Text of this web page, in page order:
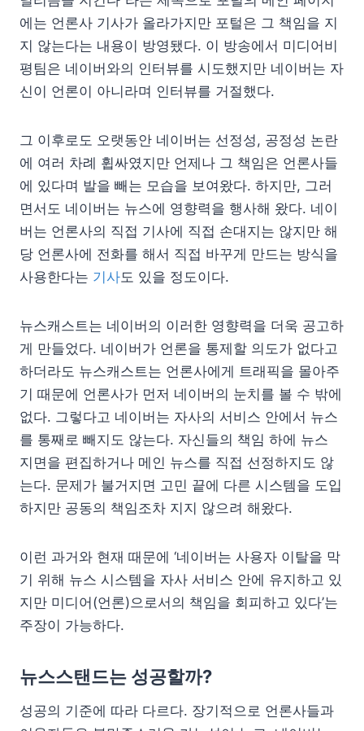
에는 언론사 기사가 올라가지만 포털은 그 책임을 지
지 않는다는 내용이 방영됐다. 이 방송에서 미디어비
평팀은 네이버와의 인터뷰를 시도했지만 네이버는 자
신이 언론이 아니라며 인터뷰를 거절했다.
그 이후로도 오랫동안 네이버는 선정성, 공정성 논란
에 여러 차례 휩싸였지만 언제나 그 책임은 언론사들
에 있다며 발을 빼는 모습을 보여왔다. 하지만, 그러
면서도 네이버는 뉴스에 영향력을 행사해 왔다. 네이
버는 언론사의 직접 기사에 직접 손대지는 않지만 해
당 언론사에 전화를 해서 직접 바꾸게 만드는 방식을
사용한다는 기사도 있을 정도이다.
뉴스캐스트는 네이버의 이러한 영향력을 더욱 공고하
게 만들었다. 네이버가 언론을 통제할 의도가 없다고
하더라도 뉴스캐스트는 언론사에게 트래픽을 몰아주
기 때문에 언론사가 먼저 네이버의 눈치를 볼 수 밖에
없다. 그렇다고 네이버는 자사의 서비스 안에서 뉴스
를 통째로 빼지도 않는다. 자신들의 책임 하에 뉴스
지면을 편집하거나 메인 뉴스를 직접 선정하지도 않
는다. 문제가 불거지면 고민 끝에 다른 시스템을 도입
하지만 공동의 책임조차 지지 않으려 해왔다.
이런 과거와 현재 때문에 ‘네이버는 사용자 이탈을 막
기 위해 뉴스 시스템을 자사 서비스 안에 유지하고 있
지만 미디어(언론)으로서의 책임을 회피하고 있다’는
주장이 가능하다.
뉴스스탠드는 성공할까?
성공의 기준에 따라 다르다. 장기적으로 언론사들과